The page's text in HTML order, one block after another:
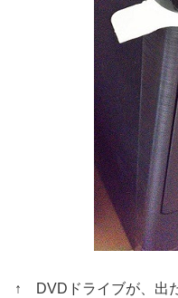
↑ DVDドライブが、出